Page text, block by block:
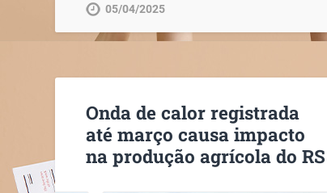
05/04/2025
Onda de calor registrada
até março causa impacto
na produção agrícola do RS